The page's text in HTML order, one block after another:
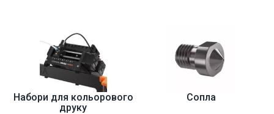
Набори для кольорового
друку
Сопла